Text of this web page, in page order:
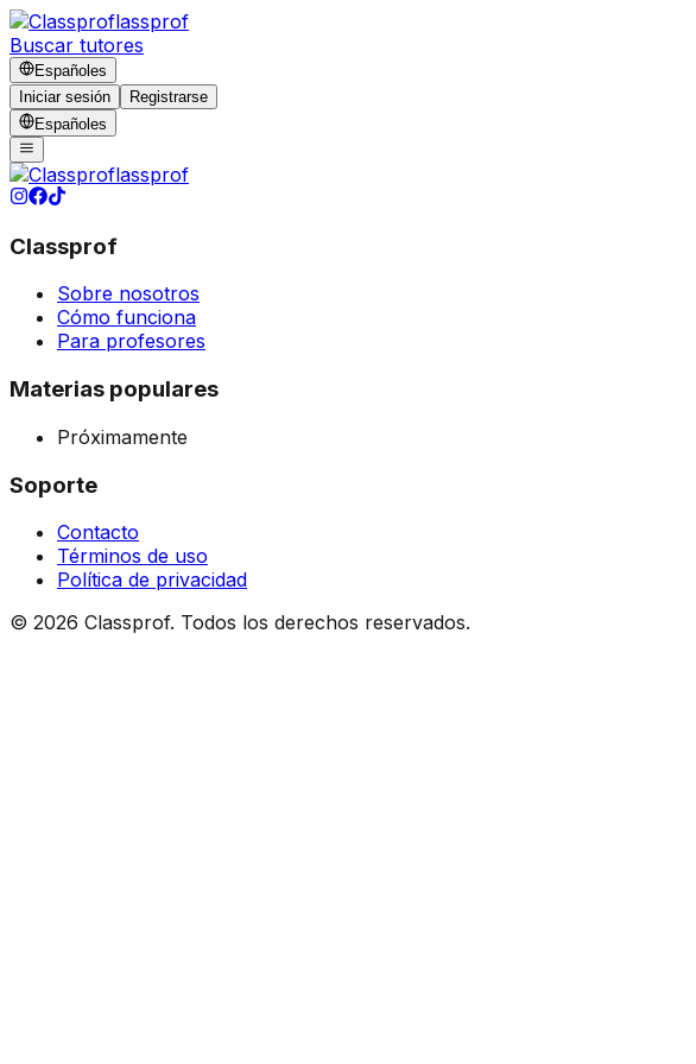
lassprof
Buscar tutores
Españoles
Iniciar sesión
Registrarse
Españoles
lassprof
Classprof
Sobre nosotros
Cómo funciona
Para profesores
Materias populares
Próximamente
Soporte
Contacto
Términos de uso
Política de privacidad
© 2026 Classprof. Todos los derechos reservados.